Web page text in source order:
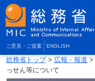
ご意見・ご提案 ENGLISH
総務省トップ> 広報・報道 >
っせん等について